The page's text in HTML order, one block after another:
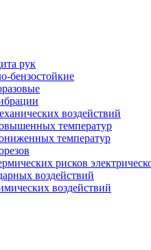
рук
бензостойкие
воздействий
температур
температур
рисков
воздействий
воздействий